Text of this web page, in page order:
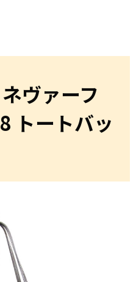
ヴァーフ
トートバッ